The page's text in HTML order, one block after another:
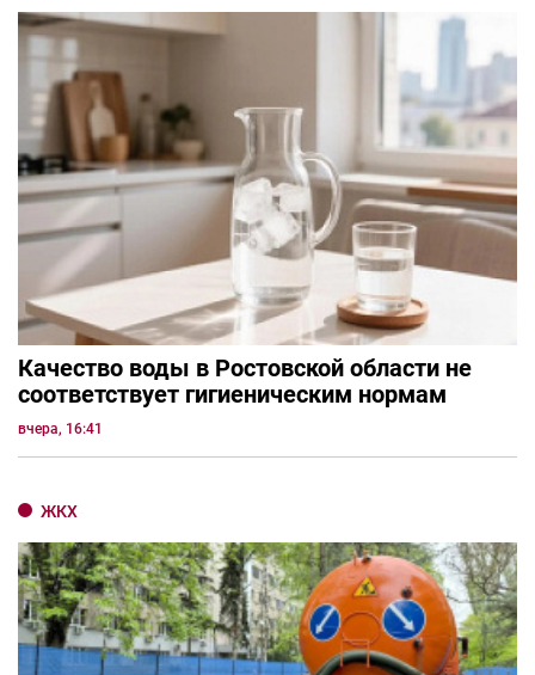
Качество воды в Ростовской области не
соответствует гигиеническим нормам
вчера, 16:41
ЖКХ